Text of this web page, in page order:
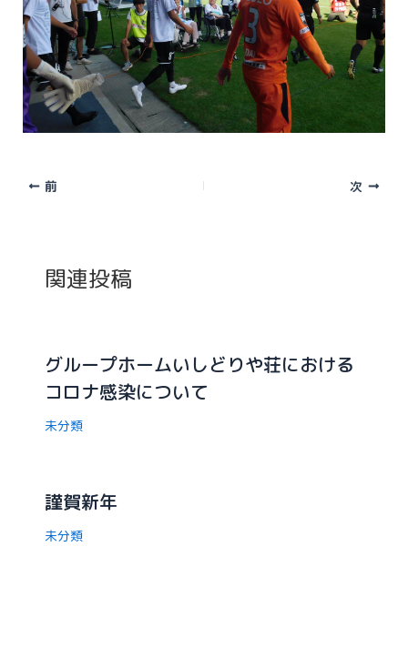
前 次
関連投稿
グループホームいしどりや荘における
コロナ感染について
未分類
謹賀新年
未分類